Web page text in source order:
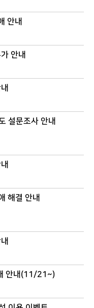
안내
안내
설문조사 안내
해결 안내
안내(11/21~)